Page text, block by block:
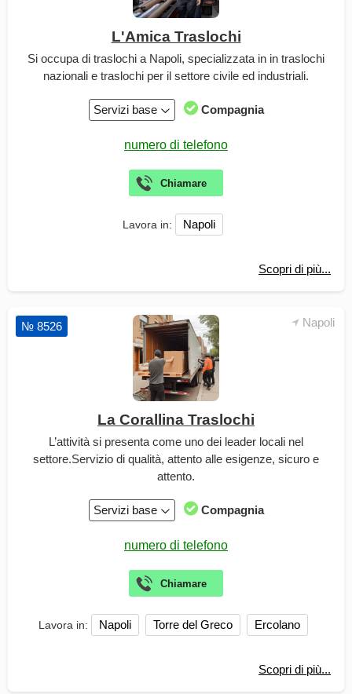
L'Amica Traslochi
Si occupa di traslochi a Napoli, specializzata in in traslochi
nazionali e traslochi per il settore civile ed industriali.
Servizi base Compagnia
Lavora in: Napoli
Scopri di più...
Napoli
№ 8526
La Corallina Traslochi
L’attività si presenta come uno dei leader locali nel
settore.Servizio di qualità, attento alle esigenze, sicuro e
attento.
Servizi base Compagnia
Lavora in: Napoli Torre del Greco Ercolano
Scopri di più...